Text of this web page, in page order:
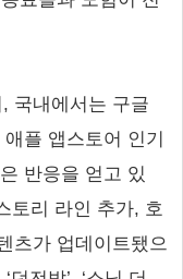
국내에서는 구글
플 앱스토어 인기
반응을 얻고 있
토리 라인 추가, 호
츠가 업데이트됐으